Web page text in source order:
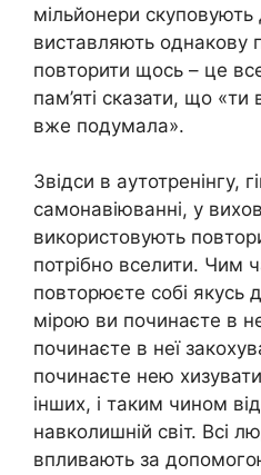
мільйонери скуповують
виставляють однакову
повторити щось – це
пам’яті сказати, що
вже подумала».
Звідси в аутотренінгу,
самонавіюванні, у
використовують
потрібно вселити. Чим
повторюєте собі якусь
мірою ви починаєте в
починаєте в неї
починаєте нею
інших, і таким чином
навколишній світ. Всі
впливають за допомогою